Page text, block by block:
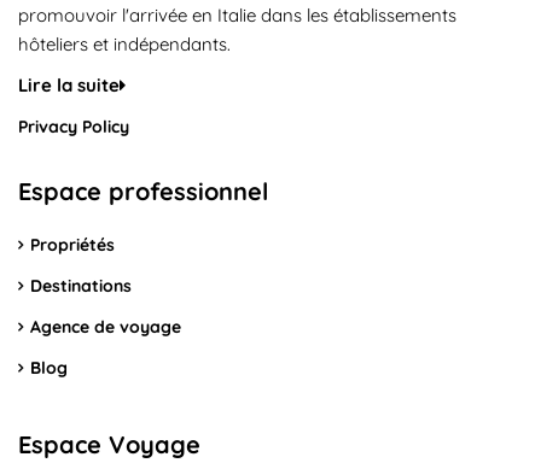
promouvoir l'arrivée en Italie dans les établissements
hôteliers et indépendants.
Lire la suite
Privacy Policy
Espace professionnel
Propriétés
Destinations
Agence de voyage
Blog
Espace Voyage